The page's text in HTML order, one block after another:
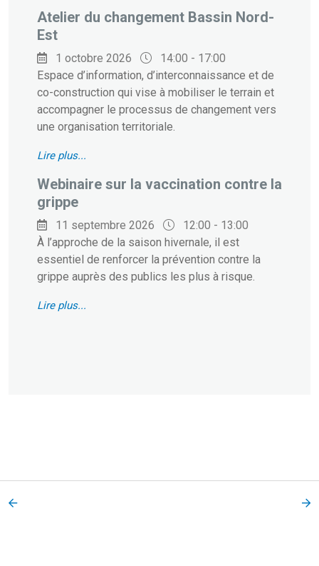
Atelier du changement Bassin Nord-
Est
1 octobre 2026
14:00 - 17:00
Espace d’information, d’interconnaissance et de
co-construction qui vise à mobiliser le terrain et
accompagner le processus de changement vers
une organisation territoriale.
Lire plus...
Webinaire sur la vaccination contre la
grippe
11 septembre 2026
12:00 - 13:00
À l’approche de la saison hivernale, il est
essentiel de renforcer la prévention contre la
grippe auprès des publics les plus à risque.
Lire plus...